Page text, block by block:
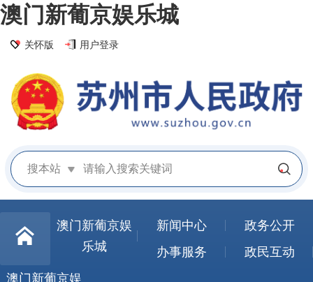
澳门新葡京娱乐城
关怀版 用户登录
搜本站
澳门新葡京娱
乐城
新闻中心
政务公开
办事服务
政民互动
澳门新葡京娱